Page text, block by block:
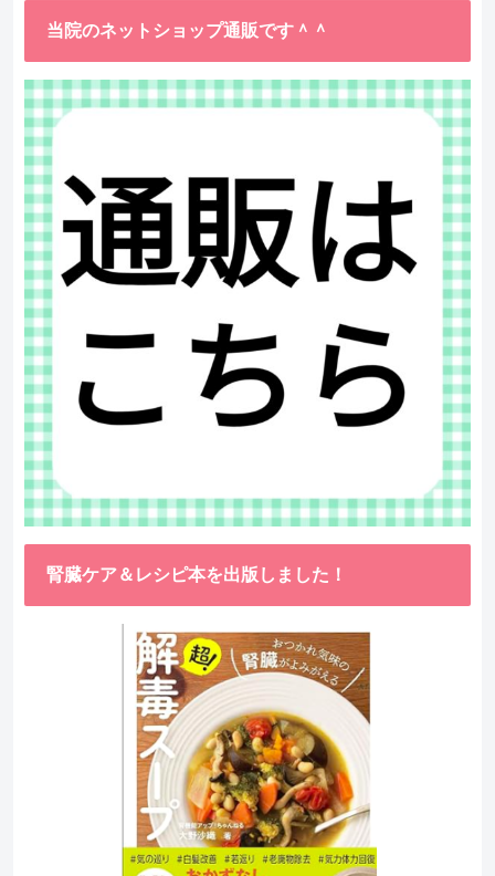
当院のネットショップ通販です＾＾
腎臓ケア＆レシピ本を出版しました！